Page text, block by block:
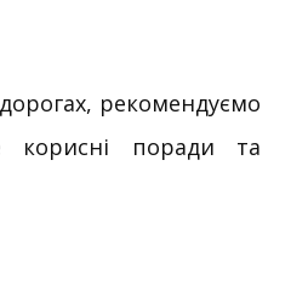
рекомендуємо
поради та